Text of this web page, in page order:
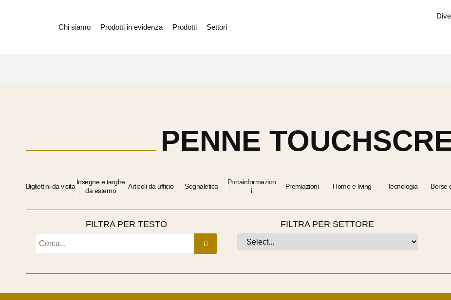
Chi siamo Prodotti in evidenza Prodotti Settori
PENNE
Bigliettini da visita
Insegne e targhe
da esterno
Articoli da ufficio Segnaletica
Portainformazion
i
Premiazioni Home e living Tecnologia Borse
FILTRA PER TESTO FILTRA PER SETTORE